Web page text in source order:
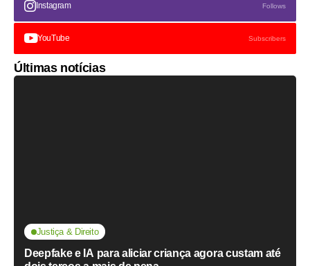
Instagram Follows
YouTube Subscribers
Últimas notícias
Justiça & Direito
Deepfake e IA para aliciar criança agora custam até